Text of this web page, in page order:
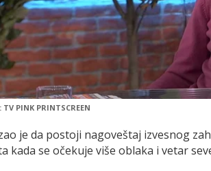
TV PINK PRINTSCREEN
je da postoji nagoveštaj izvesnog
kada se očekuje više oblaka i vetar